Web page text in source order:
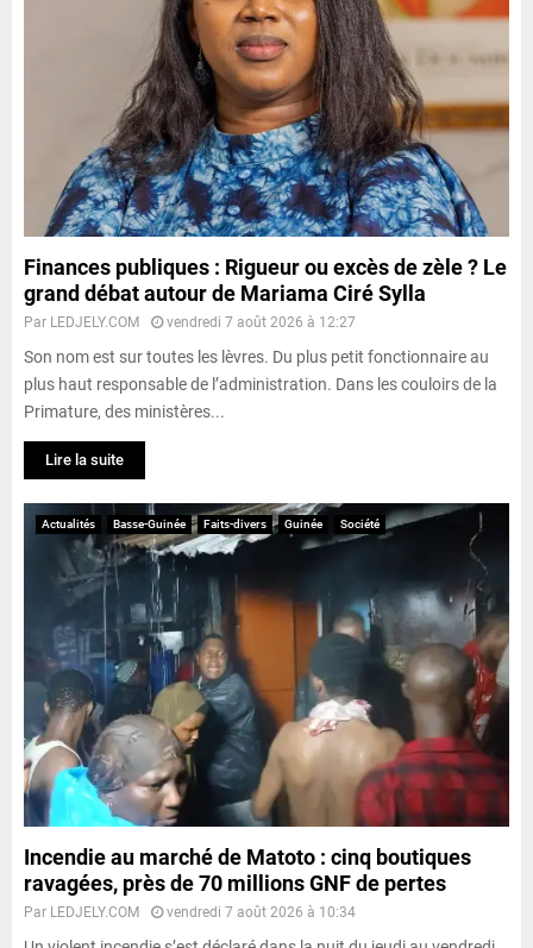
Finances publiques : Rigueur ou excès de zèle ? Le
grand débat autour de Mariama Ciré Sylla
Par LEDJELY.COM vendredi 7 août 2026 à 12:27
Son nom est sur toutes les lèvres. Du plus petit fonctionnaire au
plus haut responsable de l’administration. Dans les couloirs de la
Primature, des ministères...
Lire la suite
Actualités Basse-Guinée Faits-divers Guinée Société
Incendie au marché de Matoto : cinq boutiques
ravagées, près de 70 millions GNF de pertes
Par LEDJELY.COM vendredi 7 août 2026 à 10:34